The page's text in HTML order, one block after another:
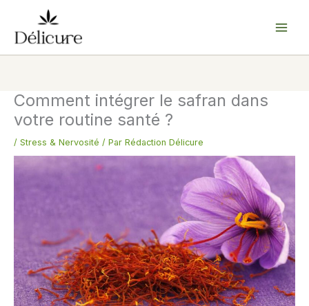
contenu
Comment intégrer le safran dans
votre routine santé ?
/ Stress & Nervosité / Par Rédaction Délicure